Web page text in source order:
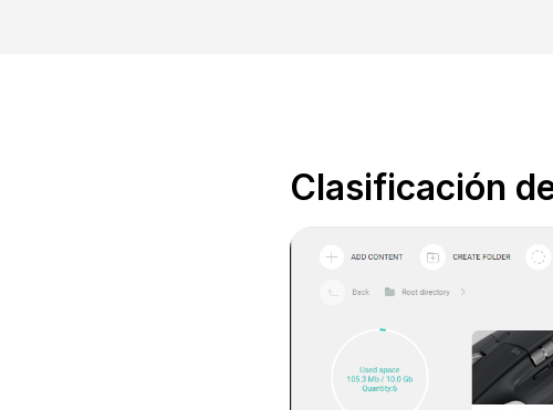
Clasificación